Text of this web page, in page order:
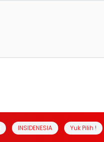
INSIDENESIA Yuk Pilih !